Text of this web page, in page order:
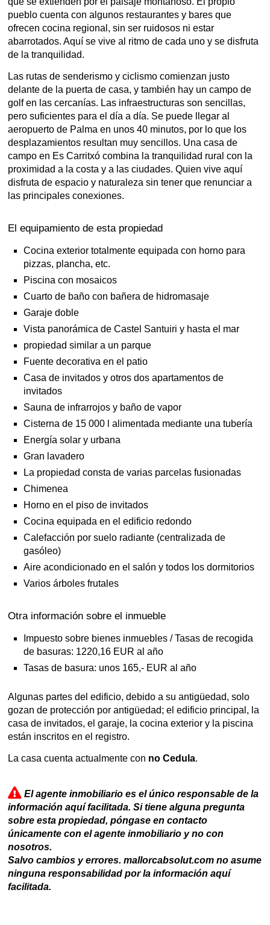
pueblo cuenta con algunos restaurantes y bares que
ofrecen cocina regional, sin ser ruidosos ni estar
abarrotados. Aquí se vive al ritmo de cada uno y se disfruta
de la tranquilidad.
Las rutas de senderismo y ciclismo comienzan justo
delante de la puerta de casa, y también hay un campo de
golf en las cercanías. Las infraestructuras son sencillas,
pero suficientes para el día a día. Se puede llegar al
aeropuerto de Palma en unos 40 minutos, por lo que los
desplazamientos resultan muy sencillos. Una casa de
campo en Es Carritxó combina la tranquilidad rural con la
proximidad a la costa y a las ciudades. Quien vive aquí
disfruta de espacio y naturaleza sin tener que renunciar a
las principales conexiones.
El equipamiento de esta propiedad
Cocina exterior totalmente equipada con horno para
pizzas, plancha, etc.
Piscina con mosaicos
Cuarto de baño con bañera de hidromasaje
Garaje doble
Vista panorámica de Castel Santuiri y hasta el mar
propiedad similar a un parque
Fuente decorativa en el patio
Casa de invitados y otros dos apartamentos de
invitados
Sauna de infrarrojos y baño de vapor
Cisterna de 15 000 l alimentada mediante una tubería
Energía solar y urbana
Gran lavadero
La propiedad consta de varias parcelas fusionadas
Chimenea
Horno en el piso de invitados
Cocina equipada en el edificio redondo
Calefacción por suelo radiante (centralizada de
gasóleo)
Aire acondicionado en el salón y todos los dormitorios
Varios árboles frutales
Otra información sobre el inmueble
Impuesto sobre bienes inmuebles / Tasas de recogida
de basuras: 1220,16 EUR al año
Tasas de basura: unos 165,- EUR al año
Algunas partes del edificio, debido a su antigüedad, solo
gozan de protección por antigüedad; el edificio principal, la
casa de invitados, el garaje, la cocina exterior y la piscina
están inscritos en el registro.
La casa cuenta actualmente con no Cedula.
El agente inmobiliario es el único responsable de la
información aquí facilitada. Si tiene alguna pregunta
sobre esta propiedad, póngase en contacto
únicamente con el agente inmobiliario y no con
nosotros.
Salvo cambios y errores. mallorcabsolut.com no asume
ninguna responsabilidad por la información aquí
facilitada.